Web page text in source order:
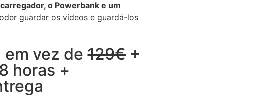
o Powerbank e um
guardar os vídeos e guardá-los
em vez de129€+
horas +